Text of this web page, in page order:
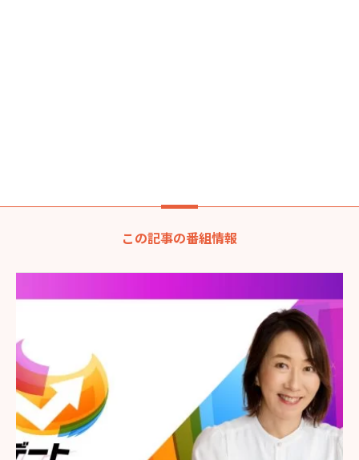
この記事の番組情報